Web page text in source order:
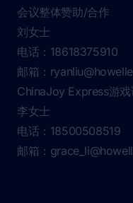
会议整体赞助/合作
刘女士
电话：18618375910
邮箱：
ChinaJoy Express游
李女士
电话：18500508519
邮箱：